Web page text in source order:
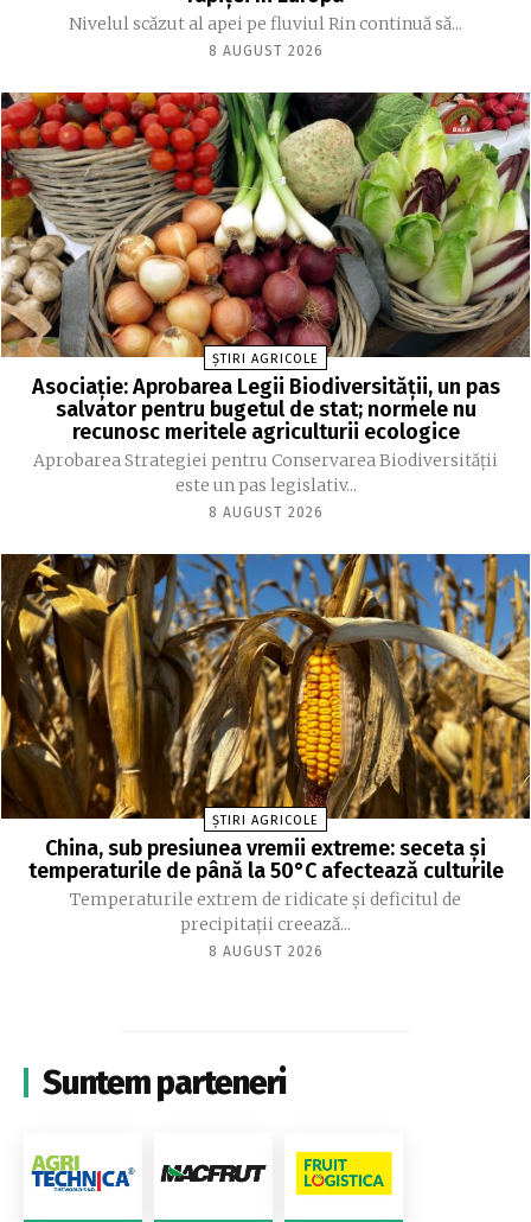
Nivelul scăzut al apei pe fluviul Rin continuă să...
8 AUGUST 2026
ȘTIRI AGRICOLE
Asociație: Aprobarea Legii Biodiversității, un pas
salvator pentru bugetul de stat; normele nu
recunosc meritele agriculturii ecologice
Aprobarea Strategiei pentru Conservarea Biodiversității
este un pas legislativ...
8 AUGUST 2026
ȘTIRI AGRICOLE
China, sub presiunea vremii extreme: seceta și
temperaturile de până la 50°C afectează culturile
Temperaturile extrem de ridicate și deficitul de
precipitații creează...
8 AUGUST 2026
Suntem parteneri